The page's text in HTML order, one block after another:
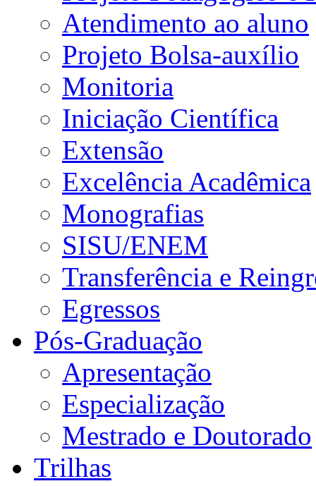
Atendimento ao aluno
Projeto Bolsa-auxílio
Monitoria
Iniciação Científica
Extensão
Excelência Acadêmica
Monografias
SISU/ENEM
Transferência e
Egressos
Pós-Graduação
Apresentação
Especialização
Mestrado e Doutorado
Trilhas